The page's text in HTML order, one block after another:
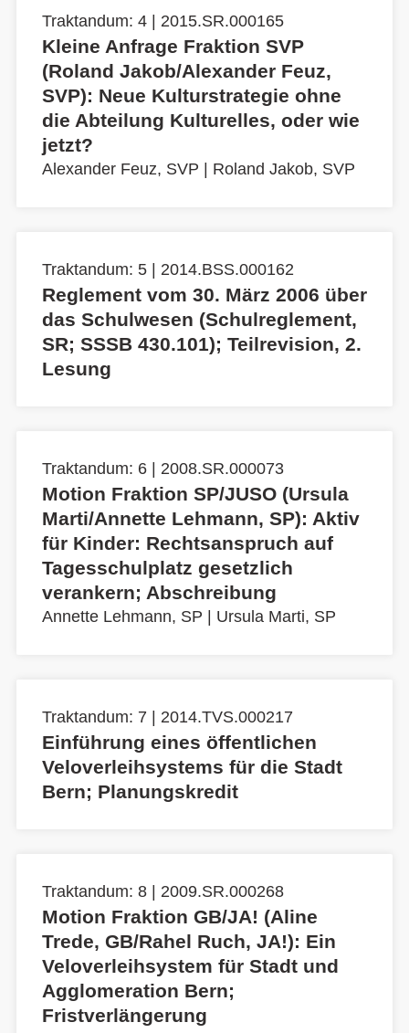
Traktandum: 4 | 2015.SR.000165
Kleine Anfrage Fraktion SVP
(Roland Jakob/Alexander Feuz,
SVP): Neue Kulturstrategie ohne
die Abteilung Kulturelles, oder wie
jetzt?
Alexander Feuz, SVP Roland Jakob, SVP
Traktandum: 5 | 2014.BSS.000162
Reglement vom 30. März 2006 über
das Schulwesen (Schulreglement,
SR; SSSB 430.101); Teilrevision, 2.
Lesung
Traktandum: 6 | 2008.SR.000073
Motion Fraktion SP/JUSO (Ursula
Marti/Annette Lehmann, SP): Aktiv
für Kinder: Rechtsanspruch auf
Tagesschulplatz gesetzlich
verankern; Abschreibung
Annette Lehmann, SP Ursula Marti, SP
Traktandum: 7 | 2014.TVS.000217
Einführung eines öffentlichen
Veloverleihsystems für die Stadt
Bern; Planungskredit
Traktandum: 8 | 2009.SR.000268
Motion Fraktion GB/JA! (Aline
Trede, GB/Rahel Ruch, JA!): Ein
Veloverleihsystem für Stadt und
Agglomeration Bern;
Fristverlängerung